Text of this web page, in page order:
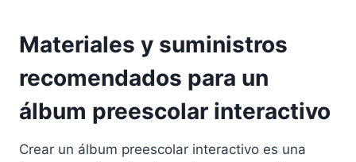
Materiales y suministros
recomendados para un
álbum preescolar interactivo
Crear un álbum preescolar interactivo es una